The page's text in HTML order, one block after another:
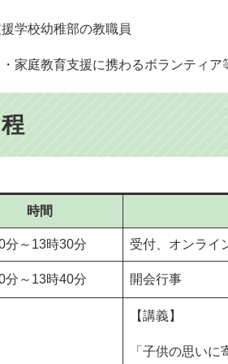
学校幼稚部の教職員
家庭教育支援に携わるボランティア
時間
分～13時30分 受付、オンライ
分～13時40分 開会行事
【講義】
「子供の思い